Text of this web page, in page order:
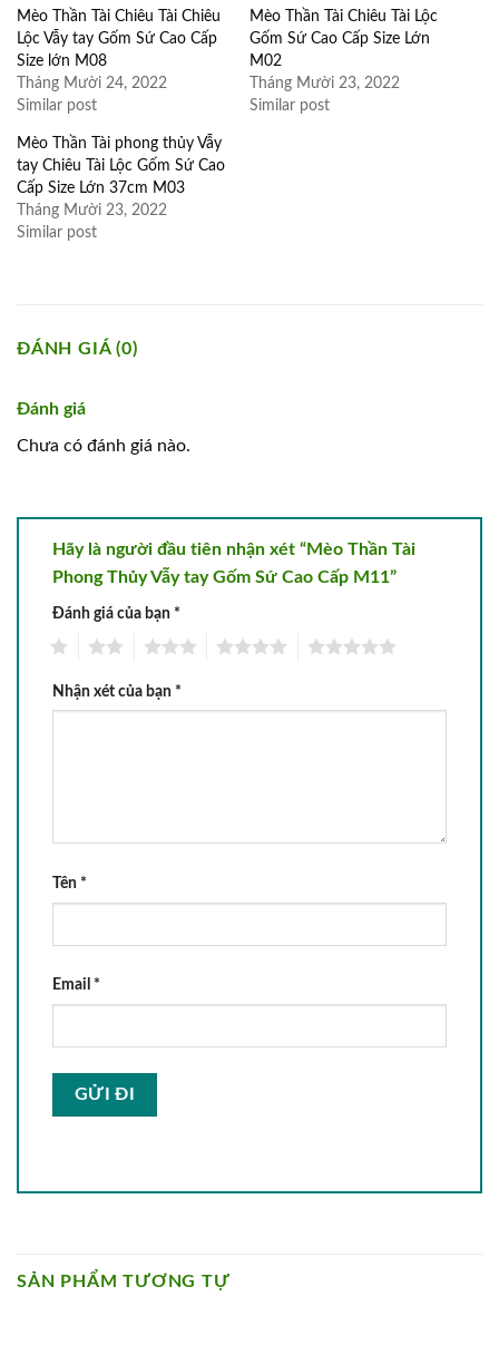
Mèo Thần Tài Chiêu Tài Chiêu
Lộc Vẫy tay Gốm Sứ Cao Cấp
Size lớn M08
Tháng Mười 24, 2022
Similar post
Mèo Thần Tài Chiêu Tài Lộc
Gốm Sứ Cao Cấp Size Lớn
M02
Tháng Mười 23, 2022
Similar post
Mèo Thần Tài phong thủy Vẫy
tay Chiêu Tài Lộc Gốm Sứ Cao
Cấp Size Lớn 37cm M03
Tháng Mười 23, 2022
Similar post
ĐÁNH GIÁ (0)
Đánh giá
Chưa có đánh giá nào.
Hãy là người đầu tiên nhận xét “Mèo Thần Tài
Phong Thủy Vẫy tay Gốm Sứ Cao Cấp M11”
Đánh giá của bạn *
Nhận xét của bạn *
Tên *
Email *
SẢN PHẨM TƯƠNG TỰ